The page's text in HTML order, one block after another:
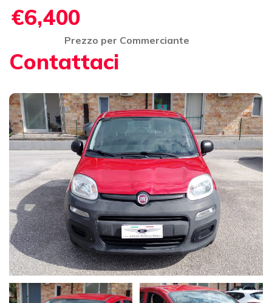
€6,400
Prezzo per Commerciante
Contattaci